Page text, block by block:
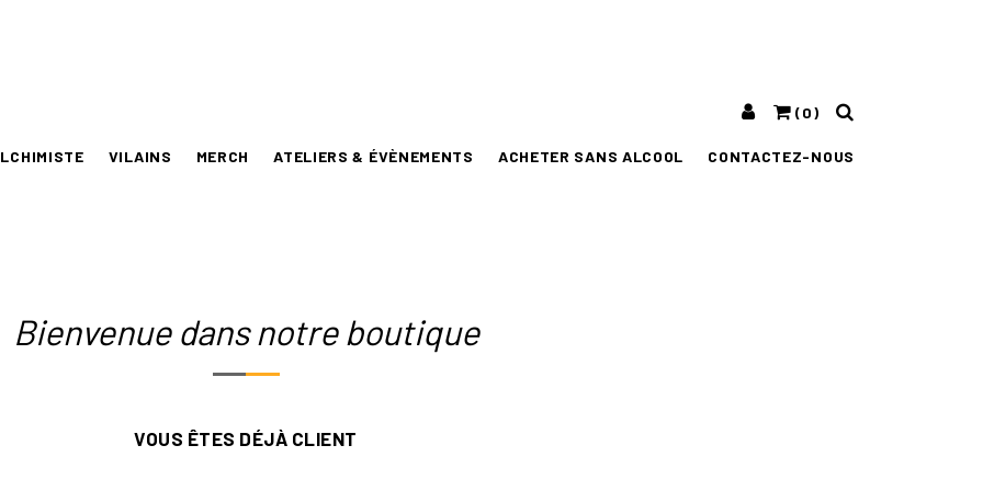
(0)
VILAINS MERCH ATELIERS & ÉVÈNEMENTS ACHETER SANS ALCOOL CONTACTEZ-NOUS
Bienvenue dans notre boutique
VOUS ÊTES DÉJÀ CLIENT